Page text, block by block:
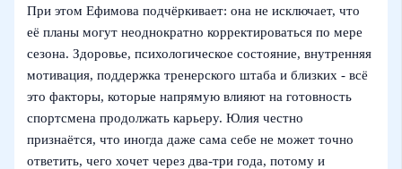
При этом Ефимова подчёркивает: она не исключает, что
её планы могут неоднократно корректироваться по мере
сезона. Здоровье, психологическое состояние, внутренняя
мотивация, поддержка тренерского штаба и близких - всё
это факторы, которые напрямую влияют на готовность
спортсмена продолжать карьеру. Юлия честно
признаётся, что иногда даже сама себе не может точно
ответить, чего хочет через два‑три года, потому и